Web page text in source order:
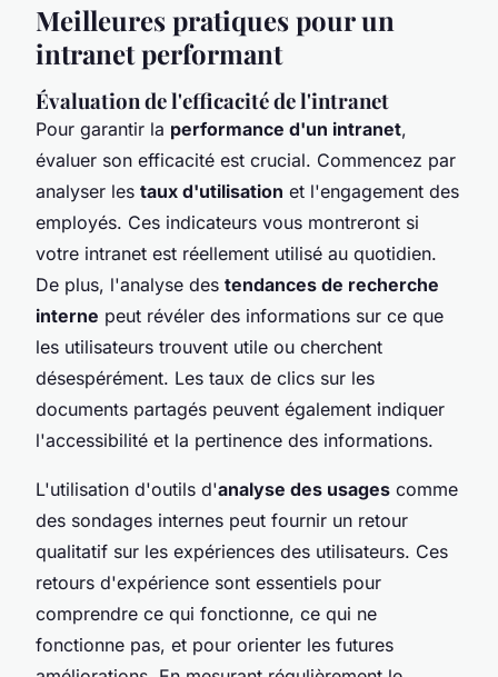
Meilleures pratiques pour un
intranet performant
Évaluation de l'efficacité de l'intranet
Pour garantir la performance d'un intranet,
évaluer son efficacité est crucial. Commencez par
analyser les taux d'utilisation et l'engagement des
employés. Ces indicateurs vous montreront si
votre intranet est réellement utilisé au quotidien.
De plus, l'analyse des tendances de recherche
interne peut révéler des informations sur ce que
les utilisateurs trouvent utile ou cherchent
désespérément. Les taux de clics sur les
documents partagés peuvent également indiquer
l'accessibilité et la pertinence des informations.
L'utilisation d'outils d'analyse des usages comme
des sondages internes peut fournir un retour
qualitatif sur les expériences des utilisateurs. Ces
retours d'expérience sont essentiels pour
comprendre ce qui fonctionne, ce qui ne
fonctionne pas, et pour orienter les futures